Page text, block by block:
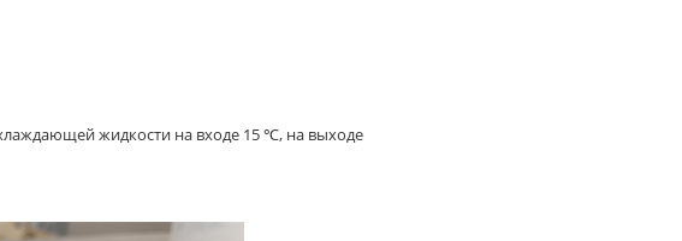
жидкости на входе 15 ℃, на выходе